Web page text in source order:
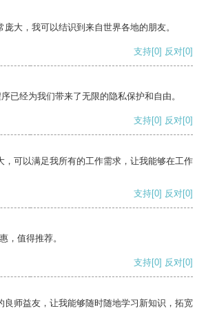
大，我可以结识到来自世界各地的朋友。
支持[0] 反对[0]
已经为我们带来了无限的隐私保护和自由。
支持[0] 反对[0]
，可以满足我所有的工作需求，让我能够在工作
支持[0] 反对[0]
，值得推荐。
支持[0] 反对[0]
良师益友，让我能够随时随地学习新知识，拓宽